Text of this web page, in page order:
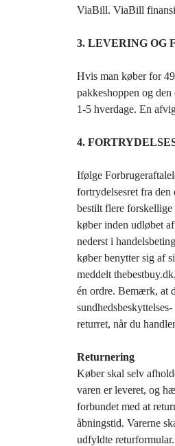
ViaBill. ViaBill
3. LEVERING OG
Hvis man køber for
pakkeshoppen og
1-5 hverdage. En
4.
Ifølge
fortrydelsesret fra
bestilt flere forskellige
køber inden udløbet
nederst i
køber benytter sig af
meddelt
én ordre. Bemærk, at
returret, når du
Returnering
Køber skal selv
varen er leveret, og
forbundet med at
åbningstid. Varerne
udfyldte returformular.